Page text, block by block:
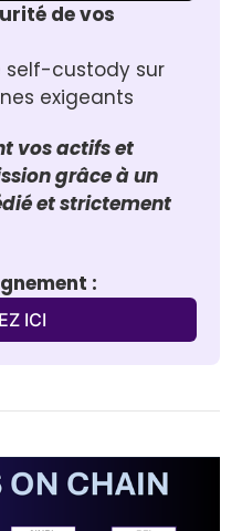
de vos
self-custody sur
exigeants
vos actifs et
grâce à un
et strictement
:
ICI